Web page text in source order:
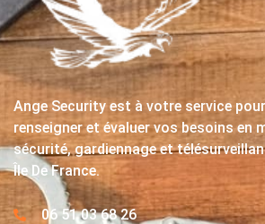
Ange Security est à votre service
renseigner et évaluer vos besoins en
sécurité, gardiennage et
Île De France.
06 51 03 68 26